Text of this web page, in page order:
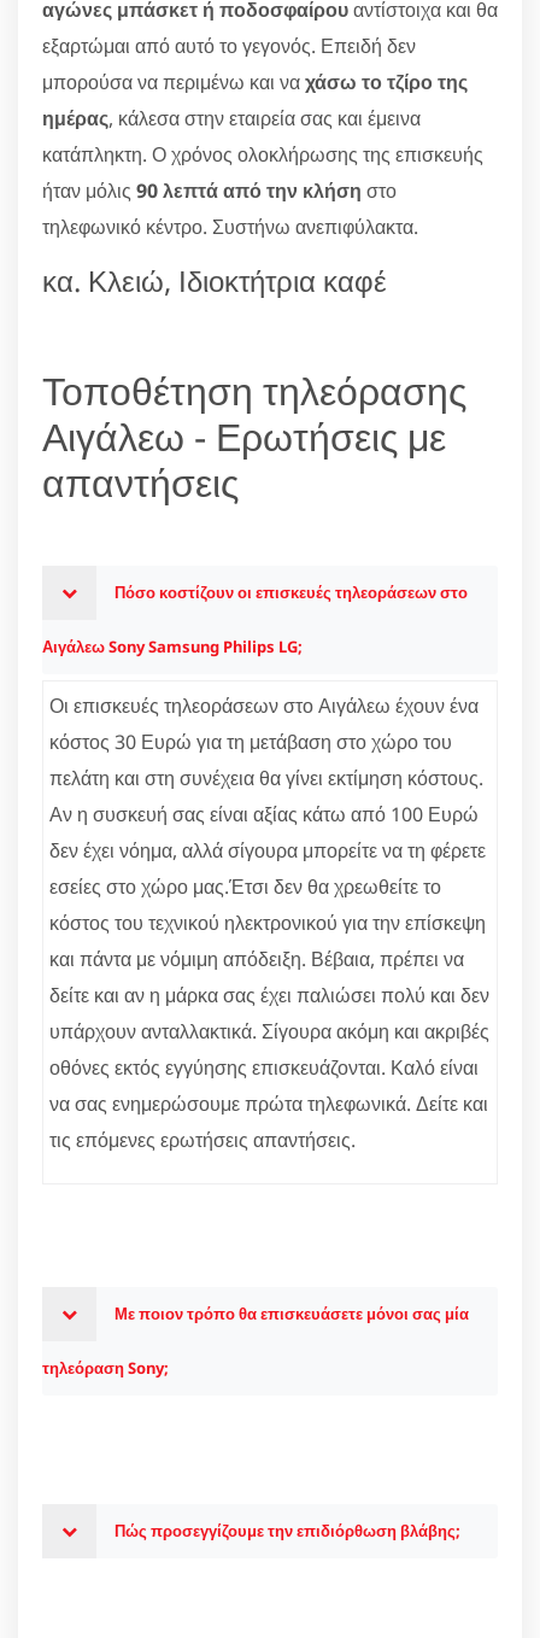
αγώνες μπάσκετ ή ποδοσφαίρουαντίστοιχα και θα
εξαρτώμαι από αυτό το γεγονός. Επειδή δεν
μπορούσα να περιμένω και ναχάσω το τζίρο της
ημέρας, κάλεσα στην εταιρεία σας και έμεινα
κατάπληκτη. Ο χρόνος ολοκλήρωσης της επισκευής
ήταν μόλις 90 λεπτά από την κλήση στο
τηλεφωνικό κέντρο. Συστήνω ανεπιφύλακτα.
κα. Κλειώ, Ιδιοκτήτρια καφέ
Τοποθέτηση τηλεόρασης
Αιγάλεω - Ερωτήσεις με
απαντήσεις
Πόσο κοστίζουν οι επισκευές τηλεοράσεων στο
Αιγάλεω Sony Samsung Philips LG;
Οι επισκευές τηλεοράσεων στο Αιγάλεω έχουν ένα
κόστος 30 Ευρώ για τη μετάβαση στο χώρο του
πελάτη και στη συνέχεια θα γίνει εκτίμηση κόστους.
Αν η συσκευή σας είναι αξίας κάτω από 100 Ευρώ
δεν έχει νόημα, αλλά σίγουρα μπορείτε να τη φέρετε
εσείες στο χώρο μας.Έτσι δεν θα χρεωθείτε το
κόστος του τεχνικού ηλεκτρονικού για την επίσκεψη
και πάντα με νόμιμη απόδειξη. Βέβαια, πρέπει να
δείτε και αν η μάρκα σας έχει παλιώσει πολύ και δεν
υπάρχουν ανταλλακτικά. Σίγουρα ακόμη και ακριβές
οθόνες εκτός εγγύησης επισκευάζονται. Καλό είναι
να σας ενημερώσουμε πρώτα τηλεφωνικά. Δείτε και
τις επόμενες ερωτήσεις απαντήσεις.
Με ποιον τρόπο θα επισκευάσετε μόνοι σας μία
τηλεόραση Sony;
Πώς προσεγγίζουμε την επιδιόρθωση βλάβης;